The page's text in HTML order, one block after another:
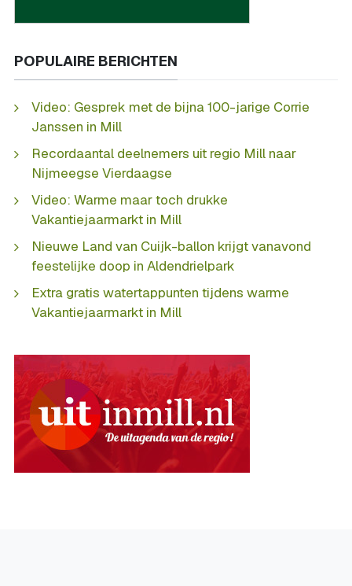
POPULAIRE BERICHTEN
Video: Gesprek met de bijna 100-jarige Corrie
Janssen in Mill
Recordaantal deelnemers uit regio Mill naar
Nijmeegse Vierdaagse
Video: Warme maar toch drukke
Vakantiejaarmarkt in Mill
Nieuwe Land van Cuijk-ballon krijgt vanavond
feestelijke doop in Aldendrielpark
Extra gratis watertappunten tijdens warme
Vakantiejaarmarkt in Mill